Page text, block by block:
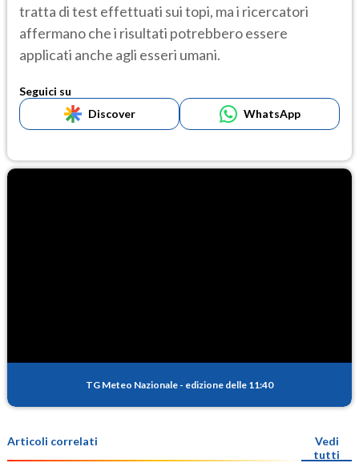
tratta di test effettuati sui topi, ma i ricercatori
affermano che i risultati potrebbero essere
applicati anche agli esseri umani.
Seguici su
Discover
WhatsApp
TG Meteo Nazionale - edizione delle 11:40
Articoli correlati
Vedi
tutti